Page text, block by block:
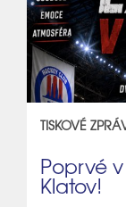
TISKOVÉ
Poprvé
Klatov!